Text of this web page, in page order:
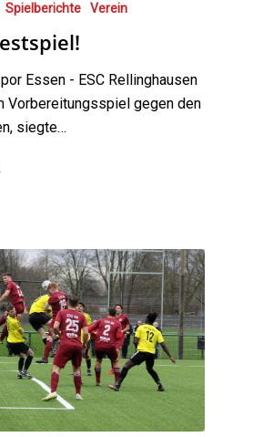
Spielberichte Verein
Essen - ESC Rellinghausen
Vorbereitungsspiel gegen den
siegte…